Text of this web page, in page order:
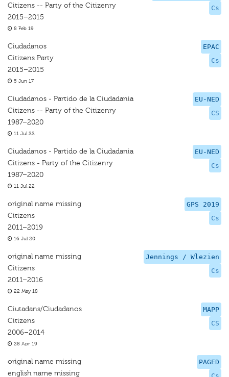
Cs
Citizens -- Party of the Citizenry
2015–2015
8 Feb 19
EPAC
Cs
Ciudadanos
Citizens Party
2015–2015
5 Jun 17
EU-NED
CS
Ciudadanos - Partido de la Ciudadania
Citizens -- Party of the Citizenry
1987–2020
11 Jul 22
EU-NED
Cs
Ciudadanos - Partido de la Ciudadania
Citizens - Party of the Citizenry
1987–2020
11 Jul 22
GPS 2019
Cs
original name missing
Citizens
2011–2019
16 Jul 20
Jennings / Wlezien
Cs
original name missing
Citizens
2011–2016
22 May 18
MAPP
CS
Ciutadans/Ciudadanos
Citizens
2006–2014
28 Apr 19
PAGED
original name missing
english name missing